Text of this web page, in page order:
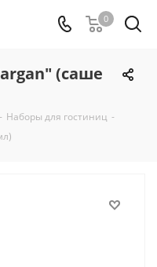
0
(саше
- Наборы для гостиниц -